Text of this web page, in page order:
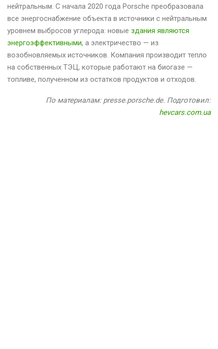
нейтральным. С начала 2020 года Porsche преобразовала
все энергоснабжение объекта в источники с нейтральным
уровнем выбросов углерода: новые здания являются
энергоэффективными, а электричество — из
возобновляемых источников. Компания производит тепло
на собственных ТЭЦ, которые работают на биогазе —
топливе, полученном из остатков продуктов и отходов.
По материалам: presse.porsche.de. Подготовил:
hevcars.com.ua